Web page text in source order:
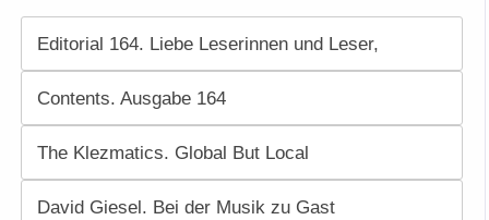
Editorial 164. Liebe Leserinnen und Leser,
Contents. Ausgabe 164
The Klezmatics. Global But Local
David Giesel. Bei der Musik zu Gast